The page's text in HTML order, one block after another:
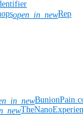
open_in_newRep